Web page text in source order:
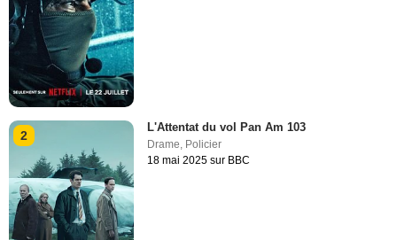
2
L'Attentat du vol Pan Am 103
Drame, Policier
18 mai 2025 sur BBC